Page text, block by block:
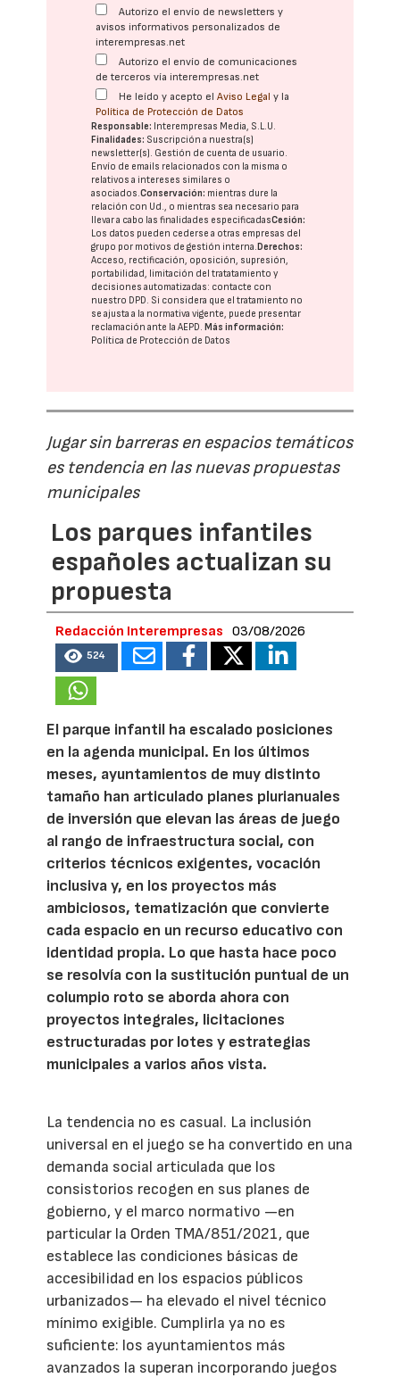
Autorizo el envío de newsletters y
avisos informativos personalizados de
interempresas.net
Autorizo el envío de comunicaciones
de terceros vía interempresas.net
He leído y acepto elAviso Legal y la
Política de Protección de Datos
Responsable: Interempresas Media, S.L.U.
Finalidades: Suscripción a nuestra(s)
newsletter(s). Gestión de cuenta de usuario.
Envío de emails relacionados con la misma o
relativos a intereses similares o
asociados.Conservación: mientras dure la
relación con Ud., o mientras sea necesario para
llevar a cabo las finalidades especificadasCesión:
Los datos pueden cederse a otras empresas del
grupo por motivos de gestión interna. Derechos:
Acceso, rectificación, oposición, supresión,
portabilidad, limitación del tratatamiento y
decisiones automatizadas: contacte con
nuestro DPD. Si considera que el tratamiento no
se ajusta a la normativa vigente, puede presentar
reclamación ante laAEPD. Más información:
Política de Protección de Datos
Jugar sin barreras en espacios temáticos
es tendencia en las nuevas propuestas
municipales
Los parques infantiles
españoles actualizan su
propuesta
Redacción Interempresas 03/08/2026
524
El parque infantil ha escalado posiciones
en la agenda municipal. En los últimos
meses, ayuntamientos de muy distinto
tamaño han articulado planes plurianuales
de inversión que elevan las áreas de juego
al rango de infraestructura social, con
criterios técnicos exigentes, vocación
inclusiva y, en los proyectos más
ambiciosos, tematización que convierte
cada espacio en un recurso educativo con
identidad propia. Lo que hasta hace poco
se resolvía con la sustitución puntual de un
columpio roto se aborda ahora con
proyectos integrales, licitaciones
estructuradas por lotes y estrategias
municipales a varios años vista.
La tendencia no es casual. La inclusión
universal en el juego se ha convertido en una
demanda social articulada que los
consistorios recogen en sus planes de
gobierno, y el marco normativo —en
particular la Orden TMA/851/2021, que
establece las condiciones básicas de
accesibilidad en los espacios públicos
urbanizados— ha elevado el nivel técnico
mínimo exigible. Cumplirla ya no es
suficiente: los ayuntamientos más
avanzados la superan incorporando juegos